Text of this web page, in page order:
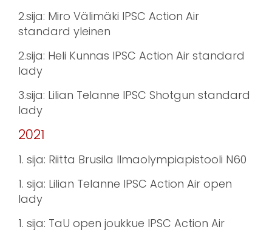
2.sija: Miro Välimäki IPSC Action Air
standard yleinen
2.sija: Heli Kunnas IPSC Action Air standard
lady
3.sija: Lilian Telanne IPSC Shotgun standard
lady
2021
1. sija: Riitta Brusila Ilmaolympiapistooli N60
1. sija: Lilian Telanne IPSC Action Air open
lady
1. sija: TaU open joukkue IPSC Action Air